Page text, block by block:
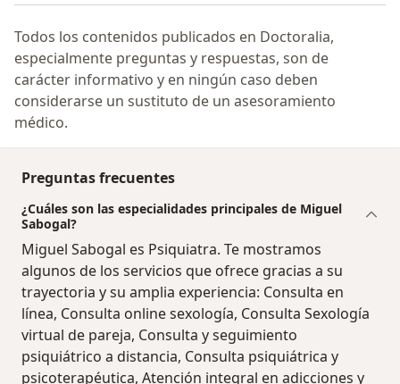
Todos los contenidos publicados en Doctoralia,
especialmente preguntas y respuestas, son de
carácter informativo y en ningún caso deben
considerarse un sustituto de un asesoramiento
médico.
Preguntas frecuentes
¿Cuáles son las especialidades principales de Miguel
Sabogal?
Miguel Sabogal es Psiquiatra. Te mostramos
algunos de los servicios que ofrece gracias a su
trayectoria y su amplia experiencia: Consulta en
línea, Consulta online sexología, Consulta Sexología
virtual de pareja, Consulta y seguimiento
psiquiátrico a distancia, Consulta psiquiátrica y
psicoterapéutica, Atención integral en adicciones y